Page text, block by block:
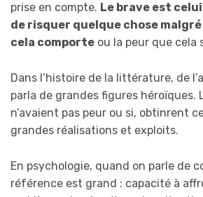
prise en compte. Le brave est
de risquer quelque chose
cela comporte ou la peur que cela
Dans l’histoire de la littérature, de
parla de grandes figures héroïques.
n’avaient pas peur ou si, obtinrent
grandes réalisations et exploits.
En psychologie, quand on parle de
référence est grand : capacité à